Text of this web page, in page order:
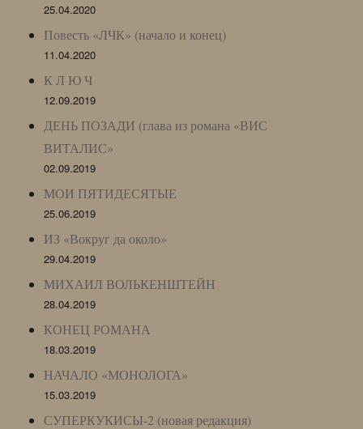
25.04.2020
Повесть «ЛЧК» (начало и конец)
11.04.2020
К Л Ю Ч
12.09.2019
ДЕНЬ ПОЗАДИ (глава из романа «ВИС
ВИТАЛИС»
02.09.2019
МОИ ПЯТИДЕСЯТЫЕ
25.06.2019
ИЗ «Вокруг да около»
29.04.2019
МИХАИЛ ВОЛЬКЕНШТЕЙН
28.04.2019
КОНЕЦ РОМАНА
18.03.2019
НАЧАЛО «МОНОЛОГА»
15.03.2019
СУПЕРКУКИСЫ-2 (новая редакция)